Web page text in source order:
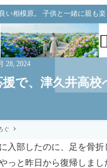
28, 2024
で、津久井高校
ぐ
入部したのに、足を骨
っと昨日から復帰しまし